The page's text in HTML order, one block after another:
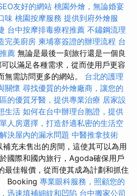
友好的網站 桃園外燴，無論婚宴
味 桃園按摩服務 提供到府外燴服
台中按摩排毒療程推薦 不鏽鋼流理
完美廚房 柬埔寨簽證的辦理流程 台
薦 無論是最後一刻旅行還是一個良
以滿足各種需求，從而使用戶更容
無需訪問更多的網站。 台北的護理
關懷 尋找優質的外燴廠商，讓您的
的優質牙醫，提供專業治療 居家設
生活 如何在台中辦理台胞證，提供
人房選擇，打造舒適私密的生活空
決屋內的漏水問題 中醫推拿技術
充未售出的房間，這使其可以為用
國際和國內旅行，Agoda確保用戶
最佳報價，從而使其成為計劃和抓住
Booking 專業眼科服務，照顧您的
迅速填補細紋和凹陷 台中搬家公司